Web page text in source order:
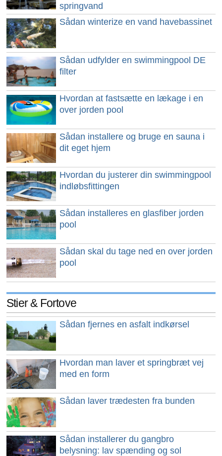
springvand
Sådan winterize en vand havebassinet
Sådan udfylder en swimmingpool DE
filter
Hvordan at fastsætte en lækage i en
over jorden pool
Sådan installere og bruge en sauna i
dit eget hjem
Hvordan du justerer din swimmingpool
indløbsfittingen
Sådan installeres en glasfiber jorden
pool
Sådan skal du tage ned en over jorden
pool
Stier & Fortove
Sådan fjernes en asfalt indkørsel
Hvordan man laver et springbræt vej
med en form
Sådan laver trædesten fra bunden
Sådan installerer du gangbro
belysning: lav spænding og sol